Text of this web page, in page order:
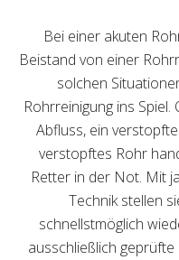
Bei einer akuten
Beistand von einer
solchen
Rohrreinigung ins
Abfluss, ein
verstopftes Rohr
Retter in der Not. Mit
Technik stellen
schnellstmöglich
ausschließlich